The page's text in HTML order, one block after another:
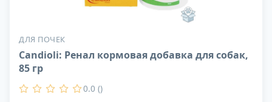
ДЛЯ ПОЧЕК
Candioli: Ренал кормовая добавка для собак,
85 гр
0.0 ()